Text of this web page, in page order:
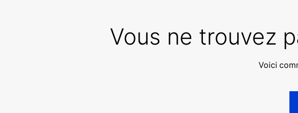
Vous ne trouvez
Voici